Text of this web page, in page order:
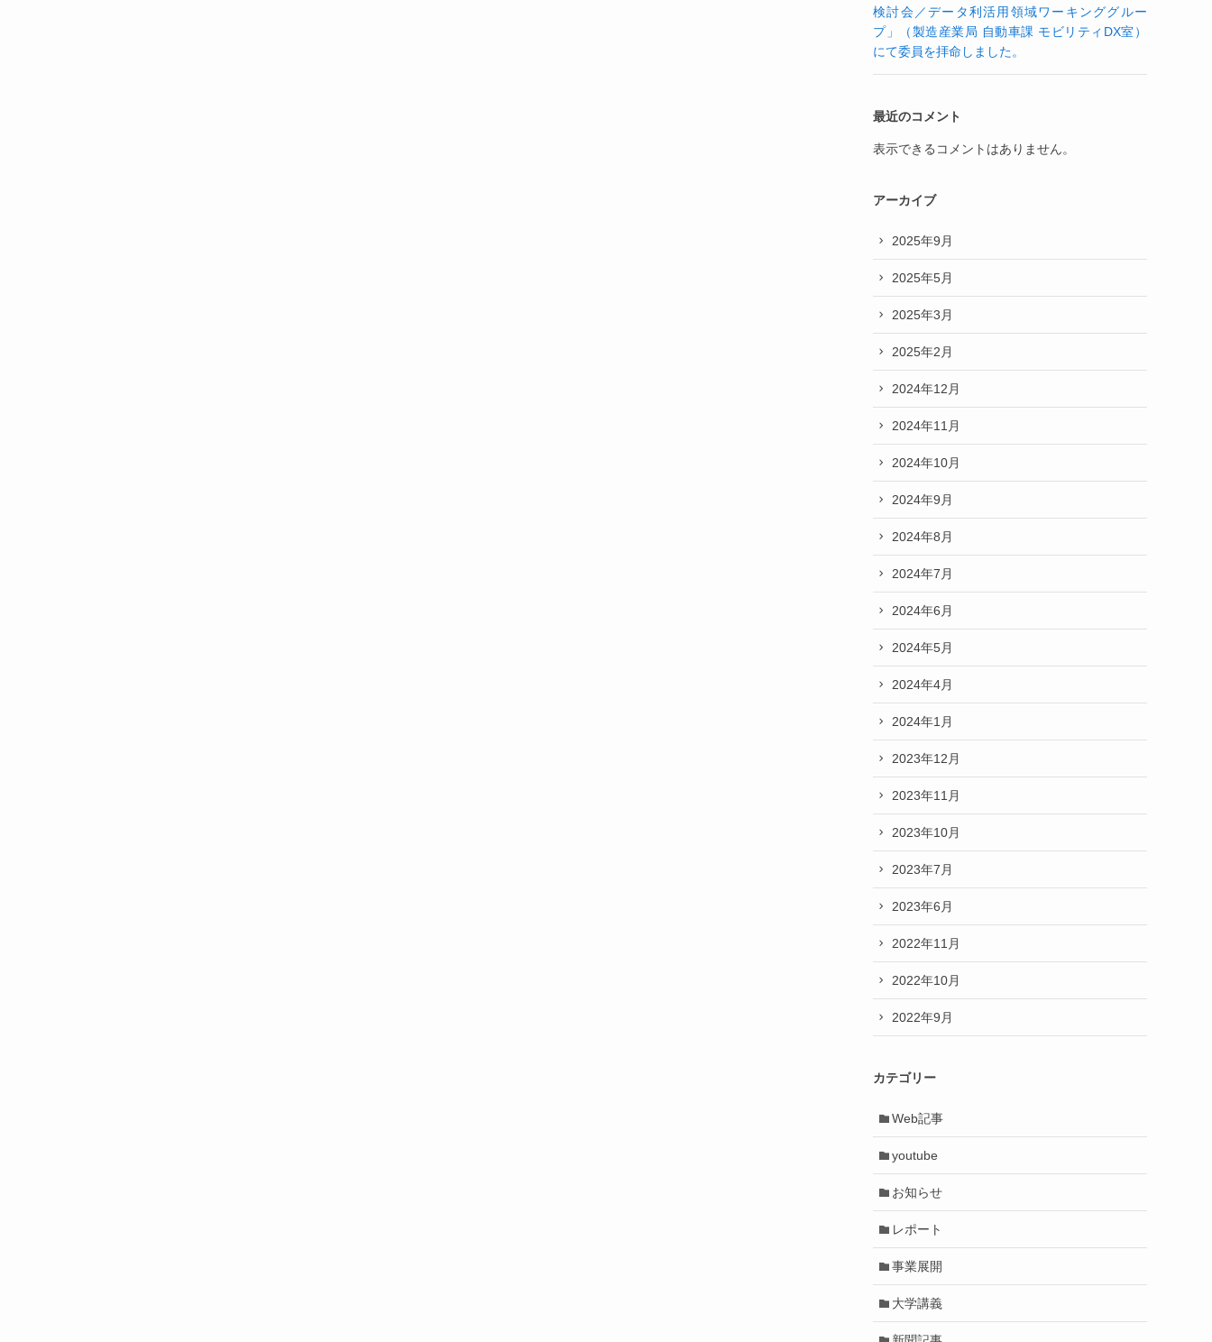
検討会／データ利活用領域ワーキンググルー
プ」（製造産業局 自動車課 モビリティDX室）
にて委員を拝命しました。
最近のコメント
表示できるコメントはありません。
アーカイブ
2025年9月
2025年5月
2025年3月
2025年2月
2024年12月
2024年11月
2024年10月
2024年9月
2024年8月
2024年7月
2024年6月
2024年5月
2024年4月
2024年1月
2023年12月
2023年11月
2023年10月
2023年7月
2023年6月
2022年11月
2022年10月
2022年9月
カテゴリー
Web記事
youtube
お知らせ
レポート
事業展開
大学講義